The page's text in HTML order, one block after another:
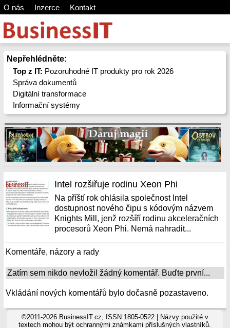
O nás Inzerce Kontakt
Nepřehlédněte:
Top z IT: Pozoruhodné IT produkty pro rok 2026
Správa dokumentů
Digitální transformace
Informační systémy
Intel rozšiřuje rodinu Xeon Phi
Na příští rok ohlásila společnost Intel
dostupnost nového čipu s kódovým názvem
Knights Mill, jenž rozšíří rodinu akceleračních
procesorů Xeon Phi. Nemá nahradit...
Komentáře, názory a rady
Zatím sem nikdo nevložil žádný komentář. Buďte první...
Vkládání nových komentářů bylo dočasně pozastaveno.
©2011-2026 BusinessIT.cz, ISSN 1805-0522 | Názvy použité v
textech mohou být ochrannými známkami příslušných vlastníků.